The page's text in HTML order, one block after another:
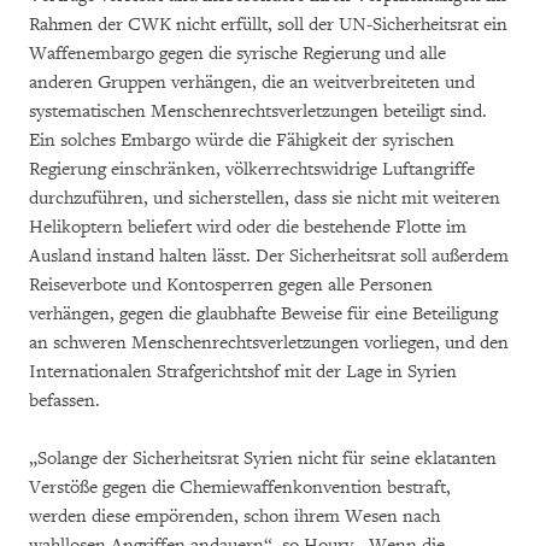
Rahmen der CWK nicht erfüllt, soll der UN-Sicherheitsrat ein
Waffenembargo gegen die syrische Regierung und alle
anderen Gruppen verhängen, die an weitverbreiteten und
systematischen Menschenrechtsverletzungen beteiligt sind.
Ein solches Embargo würde die Fähigkeit der syrischen
Regierung einschränken, völkerrechtswidrige Luftangriffe
durchzuführen, und sicherstellen, dass sie nicht mit weiteren
Helikoptern beliefert wird oder die bestehende Flotte im
Ausland instand halten lässt. Der Sicherheitsrat soll außerdem
Reiseverbote und Kontosperren gegen alle Personen
verhängen, gegen die glaubhafte Beweise für eine Beteiligung
an schweren Menschenrechtsverletzungen vorliegen, und den
Internationalen Strafgerichtshof mit der Lage in Syrien
befassen.
„Solange der Sicherheitsrat Syrien nicht für seine eklatanten
Verstöße gegen die Chemiewaffenkonvention bestraft,
werden diese empörenden, schon ihrem Wesen nach